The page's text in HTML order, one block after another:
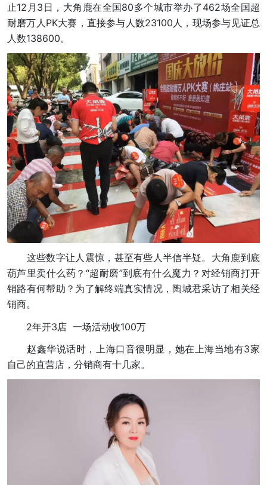
止12月3日，大角鹿在全国80多个城市举办了462场全国超
耐磨万人PK大赛，直接参与人数23100人，现场参与见证总
人数138600。
这些数字让人震惊，甚至有些人半信半疑。大角鹿到底
葫芦里卖什么药？“超耐磨”到底有什么魔力？对经销商打开
销路有何帮助？为了解终端真实情况，陶城君采访了相关经
销商。
2年开3店 一场活动收100万
赵鑫华说话时，上海口音很明显，她在上海当地有3家
自己的直营店，分销商有十几家。